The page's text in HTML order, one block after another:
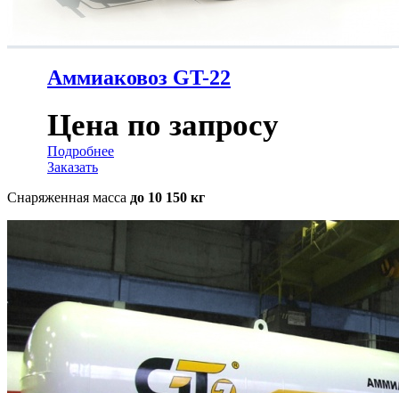
Аммиаковоз GT-22
Цена по запросу
Подробнее
Заказать
Снаряженная масса до 10 150 кг